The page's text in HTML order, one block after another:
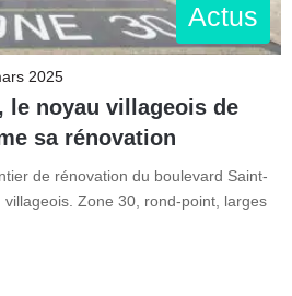
Actus
2025
le noyau villageois de
sa rénovation
de rénovation du boulevard Saint-
Zone 30, rond-point, larges